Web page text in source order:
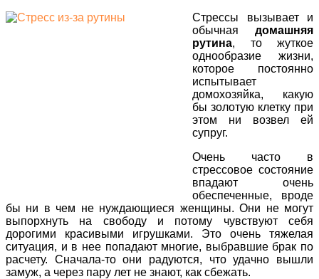
Стрессы вызывает и
обычная домашняя
рутина, то жуткое
однообразие жизни,
которое постоянно
испытывает
домохозяйка, какую
бы золотую клетку при
этом ни возвел ей
супруг.
Очень часто в
стрессовое состояние
впадают очень
обеспеченные, вроде
бы ни в чем не нуждающиеся женщины. Они не могут
выпорхнуть на свободу и потому чувствуют себя
дорогими красивыми игрушками. Это очень тяжелая
ситуация, и в нее попадают многие, выбравшие брак по
расчету. Сначала-то они радуются, что удачно вышли
замуж, а через пару лет не знают, как сбежать.